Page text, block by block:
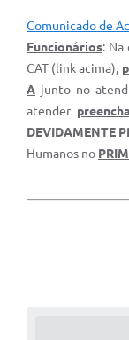
Comunicado de
Funcionários: Na
CAT (link acima),
A junto no
atender
DEVIDAMENTE
Humanos no